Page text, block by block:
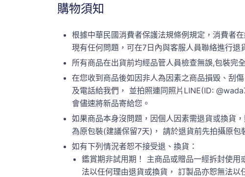
購物須知
根據中華民國消費者保護法規條例規定，消費者
現有任何問題，可在7日內與客服人員聯絡進行退
所有商品在出貨前均經品管人員檢查無誤,包裝完
在您收到商品後如因非人為因素之商品損毀、刮
及電話給我們， 並拍照連同照片LINE(ID:
會儘速將新品寄給您。
如果商品本身沒問題，因個人因素需退貨或換貨
為原包裝(建議保留7天)， 請於退貨前先拍攝原
如有下列情況者恕不接受退、換貨：
鑑賞期非試用期！ 主商品或贈品一經拆封使
法以任何理由退貨或換貨， 訂製品亦恕無法以